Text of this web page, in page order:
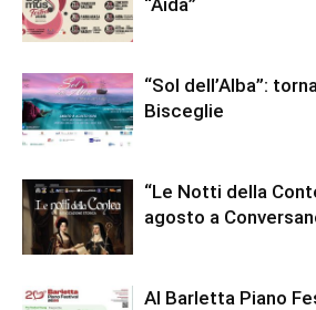
“Sol dell’Alba”:
Bisceglie
“Le Notti della
agosto a
Al Barletta Piano